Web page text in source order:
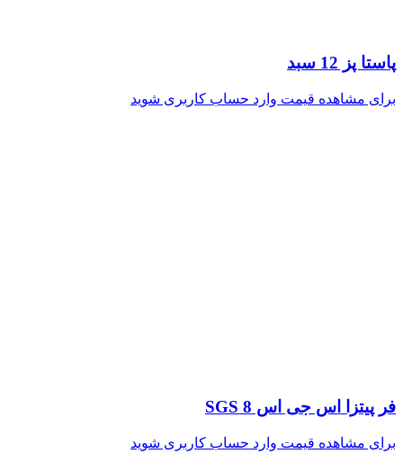
پاستا پز 12 سبد
برای مشاهده قیمت وارد حساب کاربری شوید
فر پیتزا اس جی اس SGS 8
برای مشاهده قیمت وارد حساب کاربری شوید